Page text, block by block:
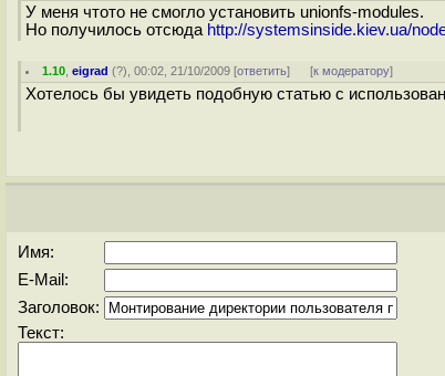
У меня чтото не смогло установить unionfs-modules.
Но получилось отсюда http://systemsinside.kiev.ua/
1.10 ,eigrad (?), 00:02, 21/10/2009 [ответить] [к модератору]
Хотелось бы увидеть подобную статью с
Имя:
E-Mail:
Заголовок:
Текст: